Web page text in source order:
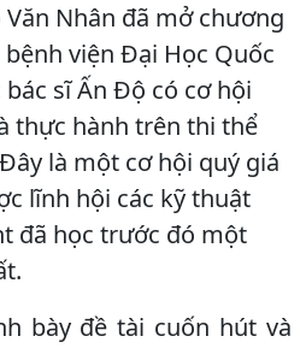
Văn Nhân đã mở chương
viện Đại Học Quốc
bác sĩ Ấn Độ có cơ hội
thực hành trên thi thể
là một cơ hội quý giá
lĩnh hội các kỹ thuật
đã học trước đó một
bày đề tài cuốn hút và